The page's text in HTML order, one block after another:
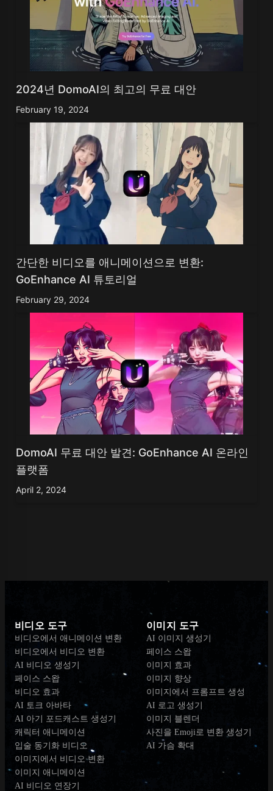
2024년 DomoAI의 최고의 무료 대안
February 19, 2024
간단한 비디오를 애니메이션으로 변환:
GoEnhance AI 튜토리얼
February 29, 2024
DomoAI 무료 대안 발견: GoEnhance AI 온라인
플랫폼
April 2, 2024
비디오 도구
비디오에서 애니메이션 변환
비디오에서 비디오 변환
AI 비디오 생성기
페이스 스왑
비디오 효과
AI 토크 아바타
AI 아기 포드캐스트 생성기
캐릭터 애니메이션
입술 동기화 비디오
이미지에서 비디오 변환
이미지 애니메이션
AI 비디오 연장기
이미지 도구
AI 이미지 생성기
페이스 스왑
이미지 효과
이미지 향상
이미지에서 프롬프트 생성
AI 로고 생성기
이미지 블렌더
사진을 Emoji로 변환 생성기
AI 가슴 확대